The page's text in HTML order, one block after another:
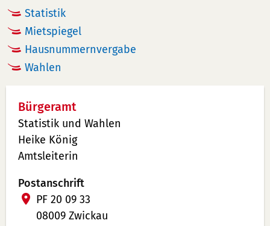
Statistik
Mietspiegel
Hausnummernvergabe
Wahlen
Bürgeramt
Statistik und Wahlen
Heike König
Amtsleiterin
Postanschrift
PF 20 09 33
08009 Zwickau